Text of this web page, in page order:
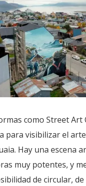
como Street Art
para visibilizar el
Hay una escena
muy potentes, y
de circular, de